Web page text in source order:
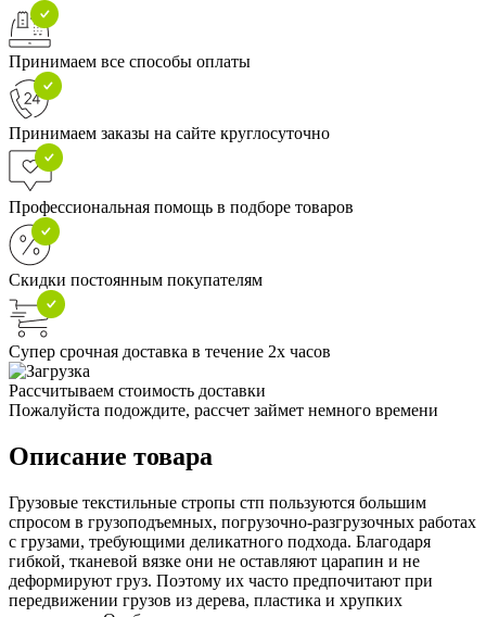
Принимаем все способы оплаты
Принимаем заказы на сайте круглосуточно
Профессиональная помощь в подборе товаров
Скидки постоянным покупателям
Супер срочная доставка в течение 2х часов
Рассчитываем стоимость доставки
Пожалуйста подождите, рассчет займет немного времени
Описание товара
Грузовые текстильные стропы стп пользуются большим
спросом в грузоподъемных, погрузочно-разгрузочных работах
с грузами, требующими деликатного подхода. Благодаря
гибкой, тканевой вязке они не оставляют царапин и не
деформируют груз. Поэтому их часто предпочитают при
передвижении грузов из дерева, пластика и хрупких